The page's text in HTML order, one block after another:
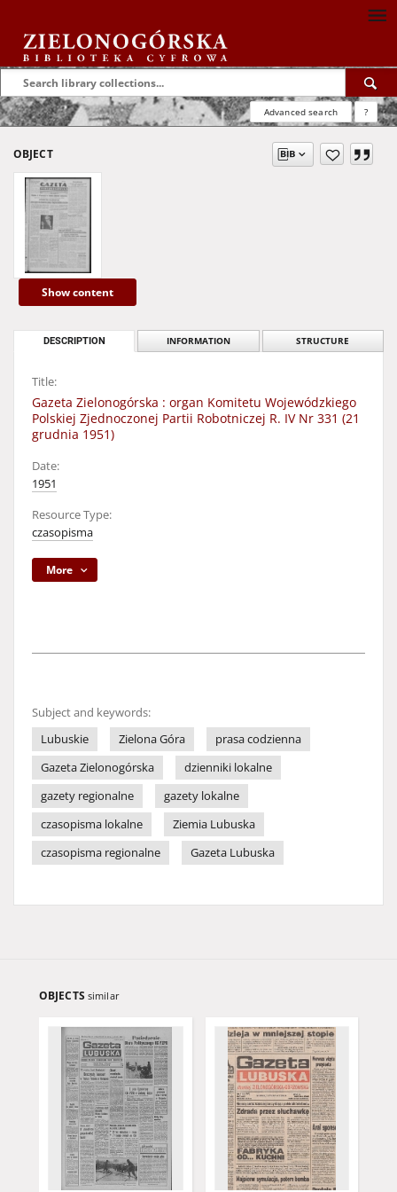
Advanced search ?
OBJECT
Show content
DESCRIPTION INFORMATION STRUCTURE
Title:
Gazeta Zielonogórska : organ Komitetu Wojewódzkiego
Polskiej Zjednoczonej Partii Robotniczej R. IV Nr 331 (21
grudnia 1951)
Date:
1951
Resource Type:
czasopisma
More
Subject and keywords:
Lubuskie
Zielona Góra
prasa codzienna
Gazeta Zielonogórska
dzienniki lokalne
gazety regionalne
gazety lokalne
czasopisma lokalne
Ziemia Lubuska
czasopisma regionalne
Gazeta Lubuska
OBJECTS similar